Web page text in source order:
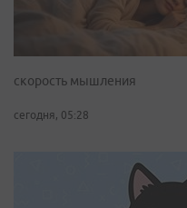
скорость мышления
сегодня, 05:28